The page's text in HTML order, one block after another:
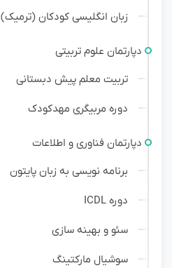
زبان انگلیسی کودکان (ترمیک)
دپارتمان علوم تربیتی
تربیت معلم پیش دبستانی
دوره مربیگری مهدکودک
دپارتمان فناوری و اطلاعات
برنامه نویسی به زبان پایتون
دوره ICDL
سئو و بهینه سازی
سوشیال مارکتینگ